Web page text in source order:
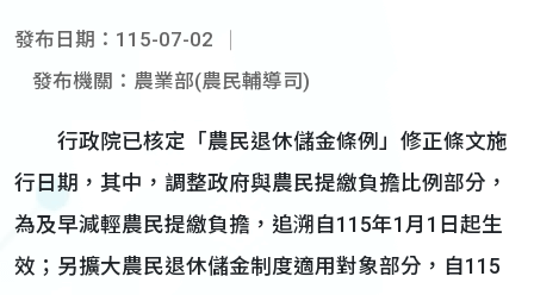
發布日期：115-07-02
發布機關：農業部(農民輔導司)
行政院已核定「農民退休儲金條例」修正條文施
行日期，其中，調整政府與農民提繳負擔比例部分，
為及早減輕農民提繳負擔，追溯自115年1月1日起生
效；另擴大農民退休儲金制度適用對象部分，自115